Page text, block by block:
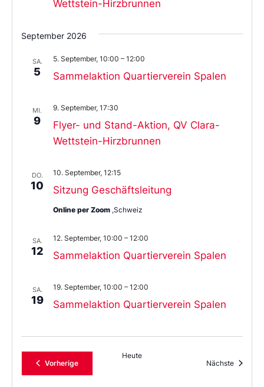
Wettstein-Hirzbrunnen
September 2026
SA.
5 Sammelaktion Quartierverein Spalen
5. September, 10:00 – 12:00
MI.
9
Flyer- und Stand-Aktion, QV Clara-
Wettstein-Hirzbrunnen
9. September, 17:30
DO.
10 Sitzung Geschäftsleitung
10. September, 12:15
Online per Zoom ,Schweiz
SA.
12 Sammelaktion Quartierverein Spalen
12. September, 10:00 – 12:00
SA.
19 Sammelaktion Quartierverein Spalen
19. September, 10:00 – 12:00
VorherigeVeranstaltungen
Heute
Nächste